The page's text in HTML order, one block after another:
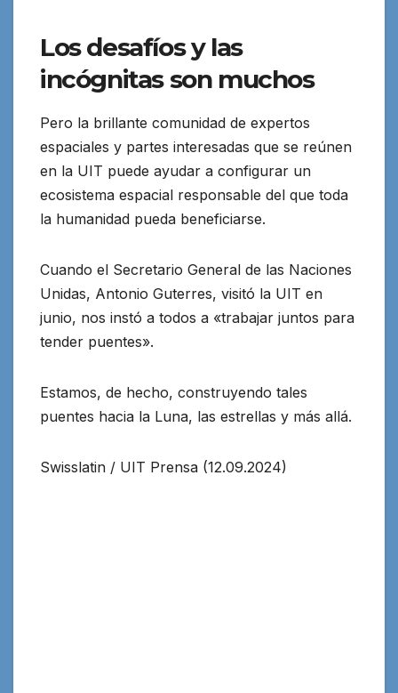
Los desafíos y las
incógnitas son muchos
Pero la brillante comunidad de expertos
espaciales y partes interesadas que se reúnen
en la UIT puede ayudar a configurar un
ecosistema espacial responsable del que toda
la humanidad pueda beneficiarse.
Cuando el Secretario General de las Naciones
Unidas, Antonio Guterres, visitó la UIT en
junio, nos instó a todos a «trabajar juntos para
tender puentes».
Estamos, de hecho, construyendo tales
puentes hacia la Luna, las estrellas y más allá.
Swisslatin / UIT Prensa (12.09.2024)